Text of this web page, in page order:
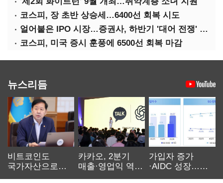
코스피, 장 초반 상승세…6400선 회복 시도
얼어붙은 IPO 시장…증권사, 하반기 '대어 전쟁' 기대
코스피, 미국 증시 훈풍에 6500선 회복 마감
뉴스리듬
비트코인도
국가자산으로…'
카카오, 2분기
매출·영업익 역대
가입자 증가
·AIDC 성장…